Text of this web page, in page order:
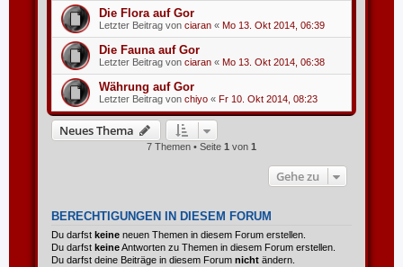
Die Flora auf Gor
Letzter Beitrag vonciaran « Mo 13. Okt 2014, 06:39
Die Fauna auf Gor
Letzter Beitrag vonciaran « Mo 13. Okt 2014, 06:38
Währung auf Gor
Letzter Beitrag vonchiyo « Fr 10. Okt 2014, 08:23
Neues Thema
7 Themen • Seite 1 von 1
Gehe zu
BERECHTIGUNGEN IN DIESEM FORUM
Du darfst keine neuen Themen in diesem Forum erstellen.
Du darfst keineAntworten zu Themen in diesem Forum erstellen.
Du darfst deine Beiträge in diesem Forumnicht ändern.